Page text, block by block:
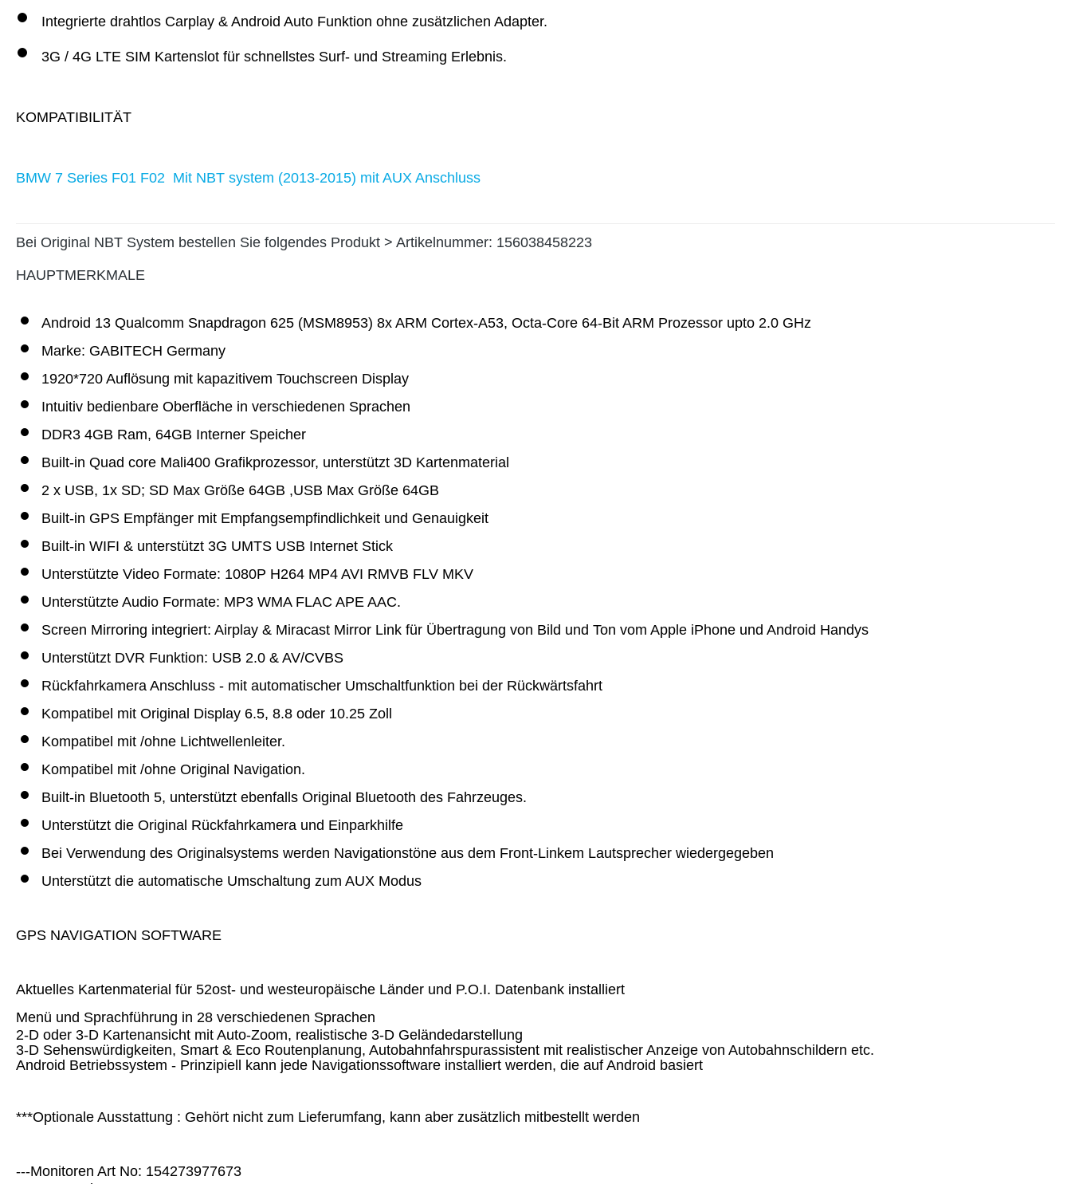
Integrierte drahtlos Carplay & Android Auto Funktion ohne zusätzlichen Adapter.
3G / 4G LTE SIM Kartenslot für schnellstes Surf- und Streaming Erlebnis.
KOMPATIBILITÄT
BMW 7 Series F01 F02 Mit NBT system (2013-2015) mit AUX Anschluss
Bei Original NBT System bestellen Sie folgendes Produkt > Artikelnummer: 156038458223
HAUPTMERKMALE
Android 13 Qualcomm Snapdragon 625 (MSM8953) 8x ARM Cortex-A53, Octa-Core 64-Bit ARM Prozessor upto 2.0 GHz
Marke: GABITECH Germany
1920*720 Auflösung mit kapazitivem Touchscreen Display
Intuitiv bedienbare Oberfläche in verschiedenen Sprachen
DDR3 4GB Ram, 64GB Interner Speicher
Built-in Quad core Mali400 Grafikprozessor, unterstützt 3D Kartenmaterial
2 x USB, 1x SD; SD Max Größe 64GB ,USB Max Größe 64GB
Built-in GPS Empfänger mit Empfangsempfindlichkeit und Genauigkeit
Built-in WIFI & unterstützt 3G UMTS USB Internet Stick
Unterstützte Video Formate: 1080P H264 MP4 AVI RMVB FLV MKV
Unterstützte Audio Formate: MP3 WMA FLAC APE AAC.
Screen Mirroring integriert: Airplay & Miracast Mirror Link für Übertragung von Bild und Ton vom Apple iPhone und Android Handys
Unterstützt DVR Funktion: USB 2.0 & AV/CVBS
Rückfahrkamera Anschluss - mit automatischer Umschaltfunktion bei der Rückwärtsfahrt
Kompatibel mit Original Display 6.5, 8.8 oder 10.25 Zoll
Kompatibel mit /ohne Lichtwellenleiter.
Kompatibel mit /ohne Original Navigation.
Built-in Bluetooth 5, unterstützt ebenfalls Original Bluetooth des Fahrzeuges.
Unterstützt die Original Rückfahrkamera und Einparkhilfe
Bei Verwendung des Originalsystems werden Navigationstöne aus dem Front-Linkem Lautsprecher wiedergegeben
Unterstützt die automatische Umschaltung zum AUX Modus
GPS NAVIGATION SOFTWARE
Aktuelles Kartenmaterial für 52ost- und westeuropäische Länder und P.O.I. Datenbank installiert
Menü und Sprachführung in 28 verschiedenen Sprachen
2-D oder 3-D Kartenansicht mit Auto-Zoom, realistische 3-D Geländedarstellung
3-D Sehenswürdigkeiten, Smart & Eco Routenplanung, Autobahnfahrspurassistent mit realistischer Anzeige von Autobahnschildern etc.
Android Betriebssystem - Prinzipiell kann jede Navigationssoftware installiert werden, die auf Android basiert
***Optionale Ausstattung : Gehört nicht zum Lieferumfang, kann aber zusätzlich mitbestellt werden
---Monitoren Art No: 154273977673